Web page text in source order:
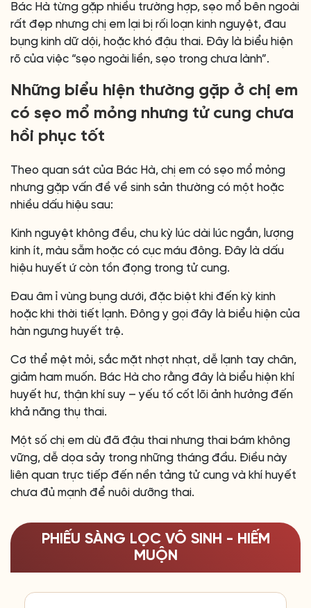
Bác Hà từng gặp nhiều trường hợp, sẹo mổ bên ngoài
rất đẹp nhưng chị em lại bị rối loạn kinh nguyệt, đau
bụng kinh dữ dội, hoặc khó đậu thai. Đây là biểu hiện
rõ của việc “sẹo ngoài liền, sẹo trong chưa lành”.
Những biểu hiện thường gặp ở chị em
có sẹo mổ mỏng nhưng tử cung chưa
hồi phục tốt
Theo quan sát của Bác Hà, chị em có sẹo mổ mỏng
nhưng gặp vấn đề về sinh sản thường có một hoặc
nhiều dấu hiệu sau:
Kinh nguyệt không đều, chu kỳ lúc dài lúc ngắn, lượng
kinh ít, màu sẫm hoặc có cục máu đông. Đây là dấu
hiệu huyết ứ còn tồn đọng trong tử cung.
Đau âm ỉ vùng bụng dưới, đặc biệt khi đến kỳ kinh
hoặc khi thời tiết lạnh. Đông y gọi đây là biểu hiện của
hàn ngưng huyết trệ.
Cơ thể mệt mỏi, sắc mặt nhợt nhạt, dễ lạnh tay chân,
giảm ham muốn. Bác Hà cho rằng đây là biểu hiện khí
huyết hư, thận khí suy – yếu tố cốt lõi ảnh hưởng đến
khả năng thụ thai.
Một số chị em dù đã đậu thai nhưng thai bám không
vững, dễ dọa sảy trong những tháng đầu. Điều này
liên quan trực tiếp đến nền tảng tử cung và khí huyết
chưa đủ mạnh để nuôi dưỡng thai.
PHIẾU SÀNG LỌC VÔ SINH - HIẾM
MUỘN